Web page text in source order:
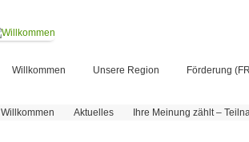
Willkommen Unsere Region Förderung
Sie sind hier
Willkommen Aktuelles Ihre Meinung zählt –